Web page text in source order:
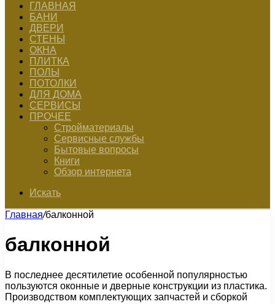
ГЛАВНАЯ
БАНИ
ДВЕРИ
СТЕНЫ
ОКНА
ПЛИТКА
ПОЛЫ
ПОТОЛКИ
ДЛЯ ДОМА
СЕРВИСЫ
ПРОЧЕЕ
Стройматериалы
Сервисные службы
Бытовые вопросы
Книги
Обзор интернета
Искать
Главная/балконной
балконной
В последнее десятилетие особенной популярностью
пользуются оконные и дверные конструкции из пластика.
Производством комплектующих запчастей и сборкой